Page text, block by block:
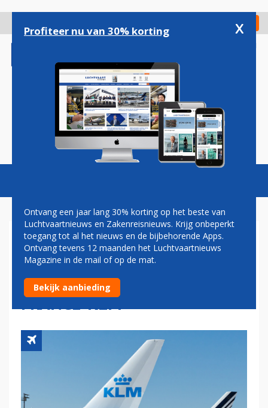
gaan
Check in
Magazine Podcasts Vacatures
FINANCIEEL ANALIST:
KEIHARDE SANERING EN
TOTALE INTEGRATIE AIR
FRANCE-KLM
Profiteer nu van 30% korting x
Ontvang een jaar lang 30% korting op het beste van
Luchtvaartnieuws en Zakenreisnieuws. Krijg onbeperkt
toegang tot al het nieuws en de bijbehorende Apps.
Ontvang tevens 12 maanden het Luchtvaartnieuws
Magazine in de mail of op de mat.
Bekijk aanbieding